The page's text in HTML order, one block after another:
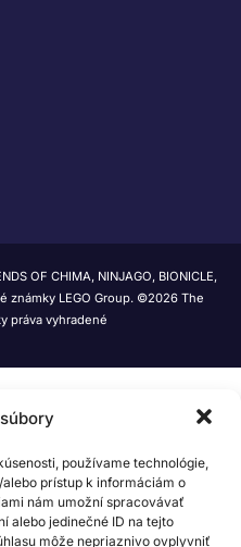
používame technológie,
prístup k informáciám o
nám umožní spracovávať
alebo jedinečné ID na tejto
môže nepriaznivo ovplyvniť
OF CHIMA, NINJAGO, BIONICLE,
známky LEGO Group. ©2026 The
práva vyhradené